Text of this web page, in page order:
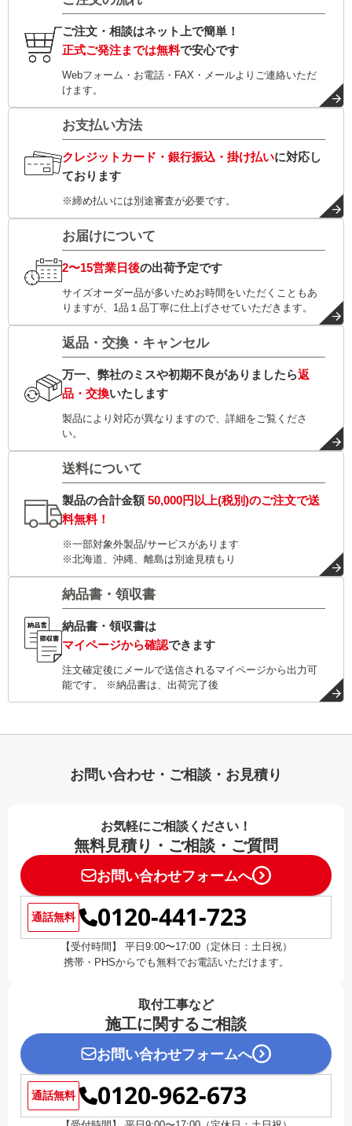
ご注文・相談はネット上で簡単！
正式ご発注までは無料で安心です
Webフォーム・お電話・FAX・メールよりご連絡いただ
けます。
お支払い方法
クレジットカード・銀行振込・掛け払いに対応し
ております
※締め払いには別途審査が必要です。
お届けについて
2〜15営業日後の出荷予定です
サイズオーダー品が多いためお時間をいただくこともあ
りますが、1品１品丁寧に仕上げさせていただきます。
返品・交換・キャンセル
万一、弊社のミスや初期不良がありましたら返
品・交換いたします
製品により対応が異なりますので、詳細をご覧くださ
い。
送料について
製品の合計金額50,000円以上(税別)のご注文で送
料無料！
※一部対象外製品/サービスがあります
※北海道、沖縄、離島は別途見積もり
納品書・領収書
納品書・領収書は
マイページから確認できます
注文確定後にメールで送信されるマイページから出力可
能です。 ※納品書は、出荷完了後
お問い合わせ・ご相談・お見積り
お気軽にご相談ください！
無料見積り・ご相談・ご質問
お問い合わせフォームへ
通話無料 0120-441-723
【受付時間】 平日9:00〜17:00（定休日：土日祝）
携帯・PHSからでも無料でお電話いただけます。
取付工事など
施工に関するご相談
お問い合わせフォームへ
通話無料 0120-962-673